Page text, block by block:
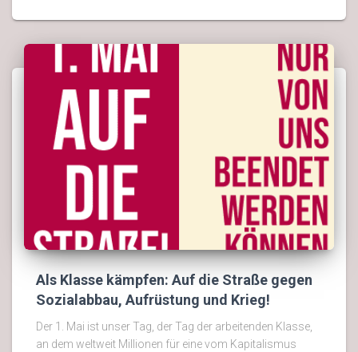
Als Klasse kämpfen: Auf die Straße gegen
Sozialabbau, Aufrüstung und Krieg!
Der 1. Mai ist unser Tag, der Tag der arbeitenden Klasse,
an dem weltweit Millionen für eine vom Kapitalismus